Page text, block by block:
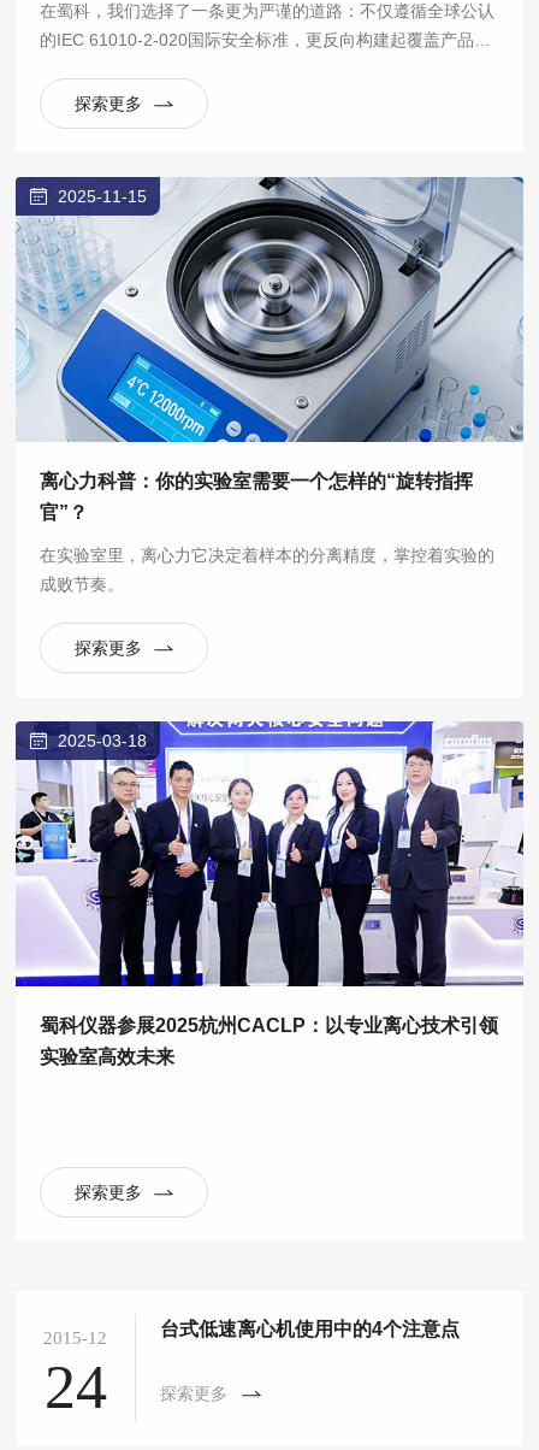
在蜀科，我们选择了一条更为严谨的道路：不仅遵循全球公认
的IEC 61010-2-020国际安全标准，更反向构建起覆盖产品全
拆解为数百项可量化、可重复的严苛测试。
探索更多
2025-11-15
离心力科普：你的实验室需要一个怎样的“旋转指挥
官”？
在实验室里，离心力它决定着样本的分离精度，掌控着实验的
成败节奏。
探索更多
2025-03-18
蜀科仪器参展2025杭州CACLP：以专业离心技术引领
实验室高效未来
探索更多
2015-12
24
台式低速离心机使用中的4个注意点
探索更多